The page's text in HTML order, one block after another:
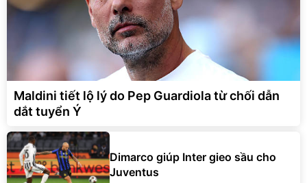
Maldini tiết lộ lý do Pep Guardiola từ chối dẫn
dắt tuyển Ý
Dimarco giúp Inter gieo sầu cho
Juventus